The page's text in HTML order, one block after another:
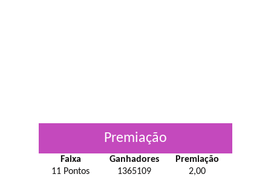
Premiação
Faixa Ganhadores
Premiação
11 Pontos
1365109
2,00